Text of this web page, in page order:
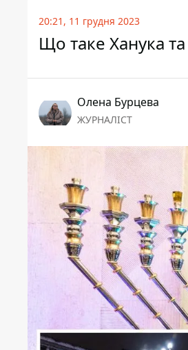
20:21, 11 грудня 2023
Що таке Ханука та
Олена Бурцева
ЖУРНАЛІСТ